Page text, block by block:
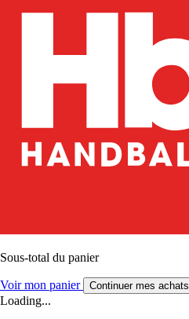
Sous-total du panier
Voir mon panier Continuer mes achats
Loading...